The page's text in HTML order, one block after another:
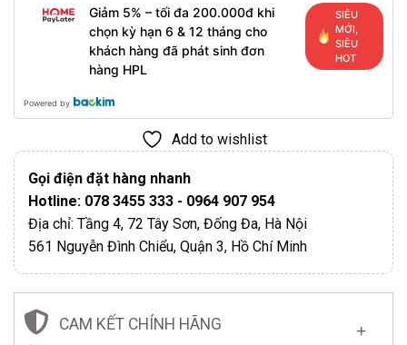
Giảm 5% – tối đa 200.000đ khi
chọn kỳ hạn 6 & 12 tháng cho
khách hàng đã phát sinh đơn
hàng HPL
SIÊU
MỚI,
SIÊU
HOT
Powered by
Add to wishlist
Gọi điện đặt hàng nhanh
Hotline: 078 3455 333 - 0964 907 954
Địa chỉ: Tầng 4, 72 Tây Sơn, Đống Đa, Hà Nội
561 Nguyễn Đình Chiểu, Quận 3, Hồ Chí Minh
CAM KẾT CHÍNH HÃNG